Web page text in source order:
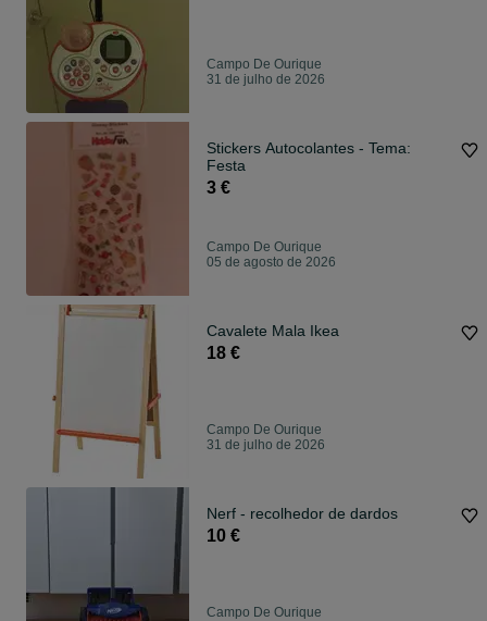
Campo De Ourique
31 de julho de 2026
Stickers Autocolantes - Tema:
Festa
3 €
Campo De Ourique
05 de agosto de 2026
Cavalete Mala Ikea
18 €
Campo De Ourique
31 de julho de 2026
Nerf - recolhedor de dardos
10 €
Campo De Ourique